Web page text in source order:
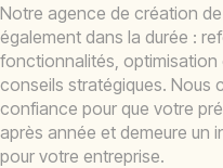
Notre agence de création
également dans la durée :
fonctionnalités,
conseils stratégiques. Nous
confiance pour que votre
après année et demeure un
pour votre entreprise.